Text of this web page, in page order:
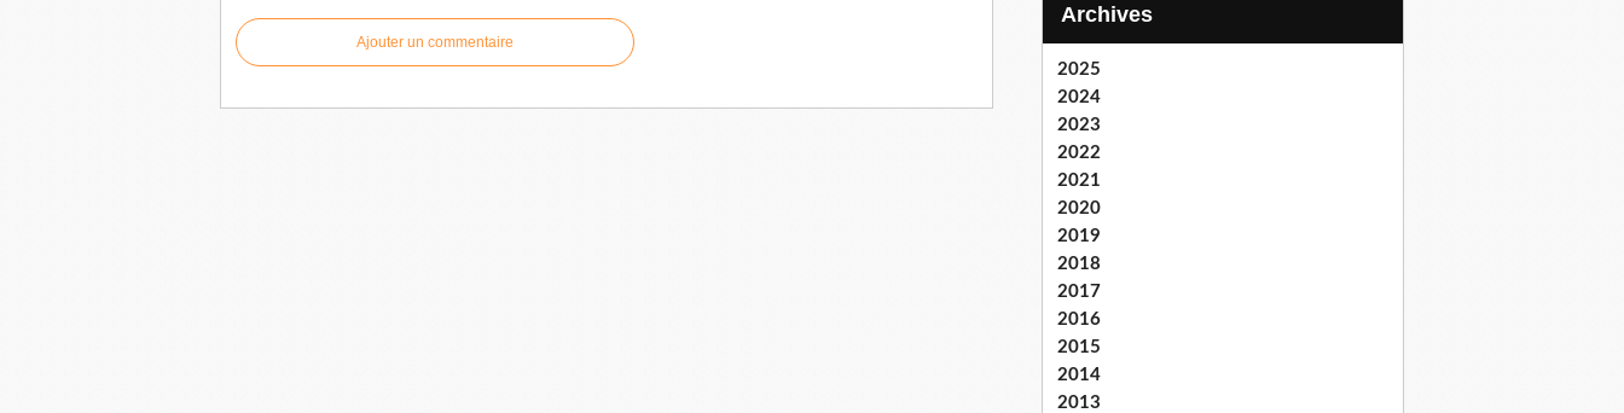
Ajouter un commentaire
Archives
2025
2024
2023
2022
2021
2020
2019
2018
2017
2016
2015
2014
2013